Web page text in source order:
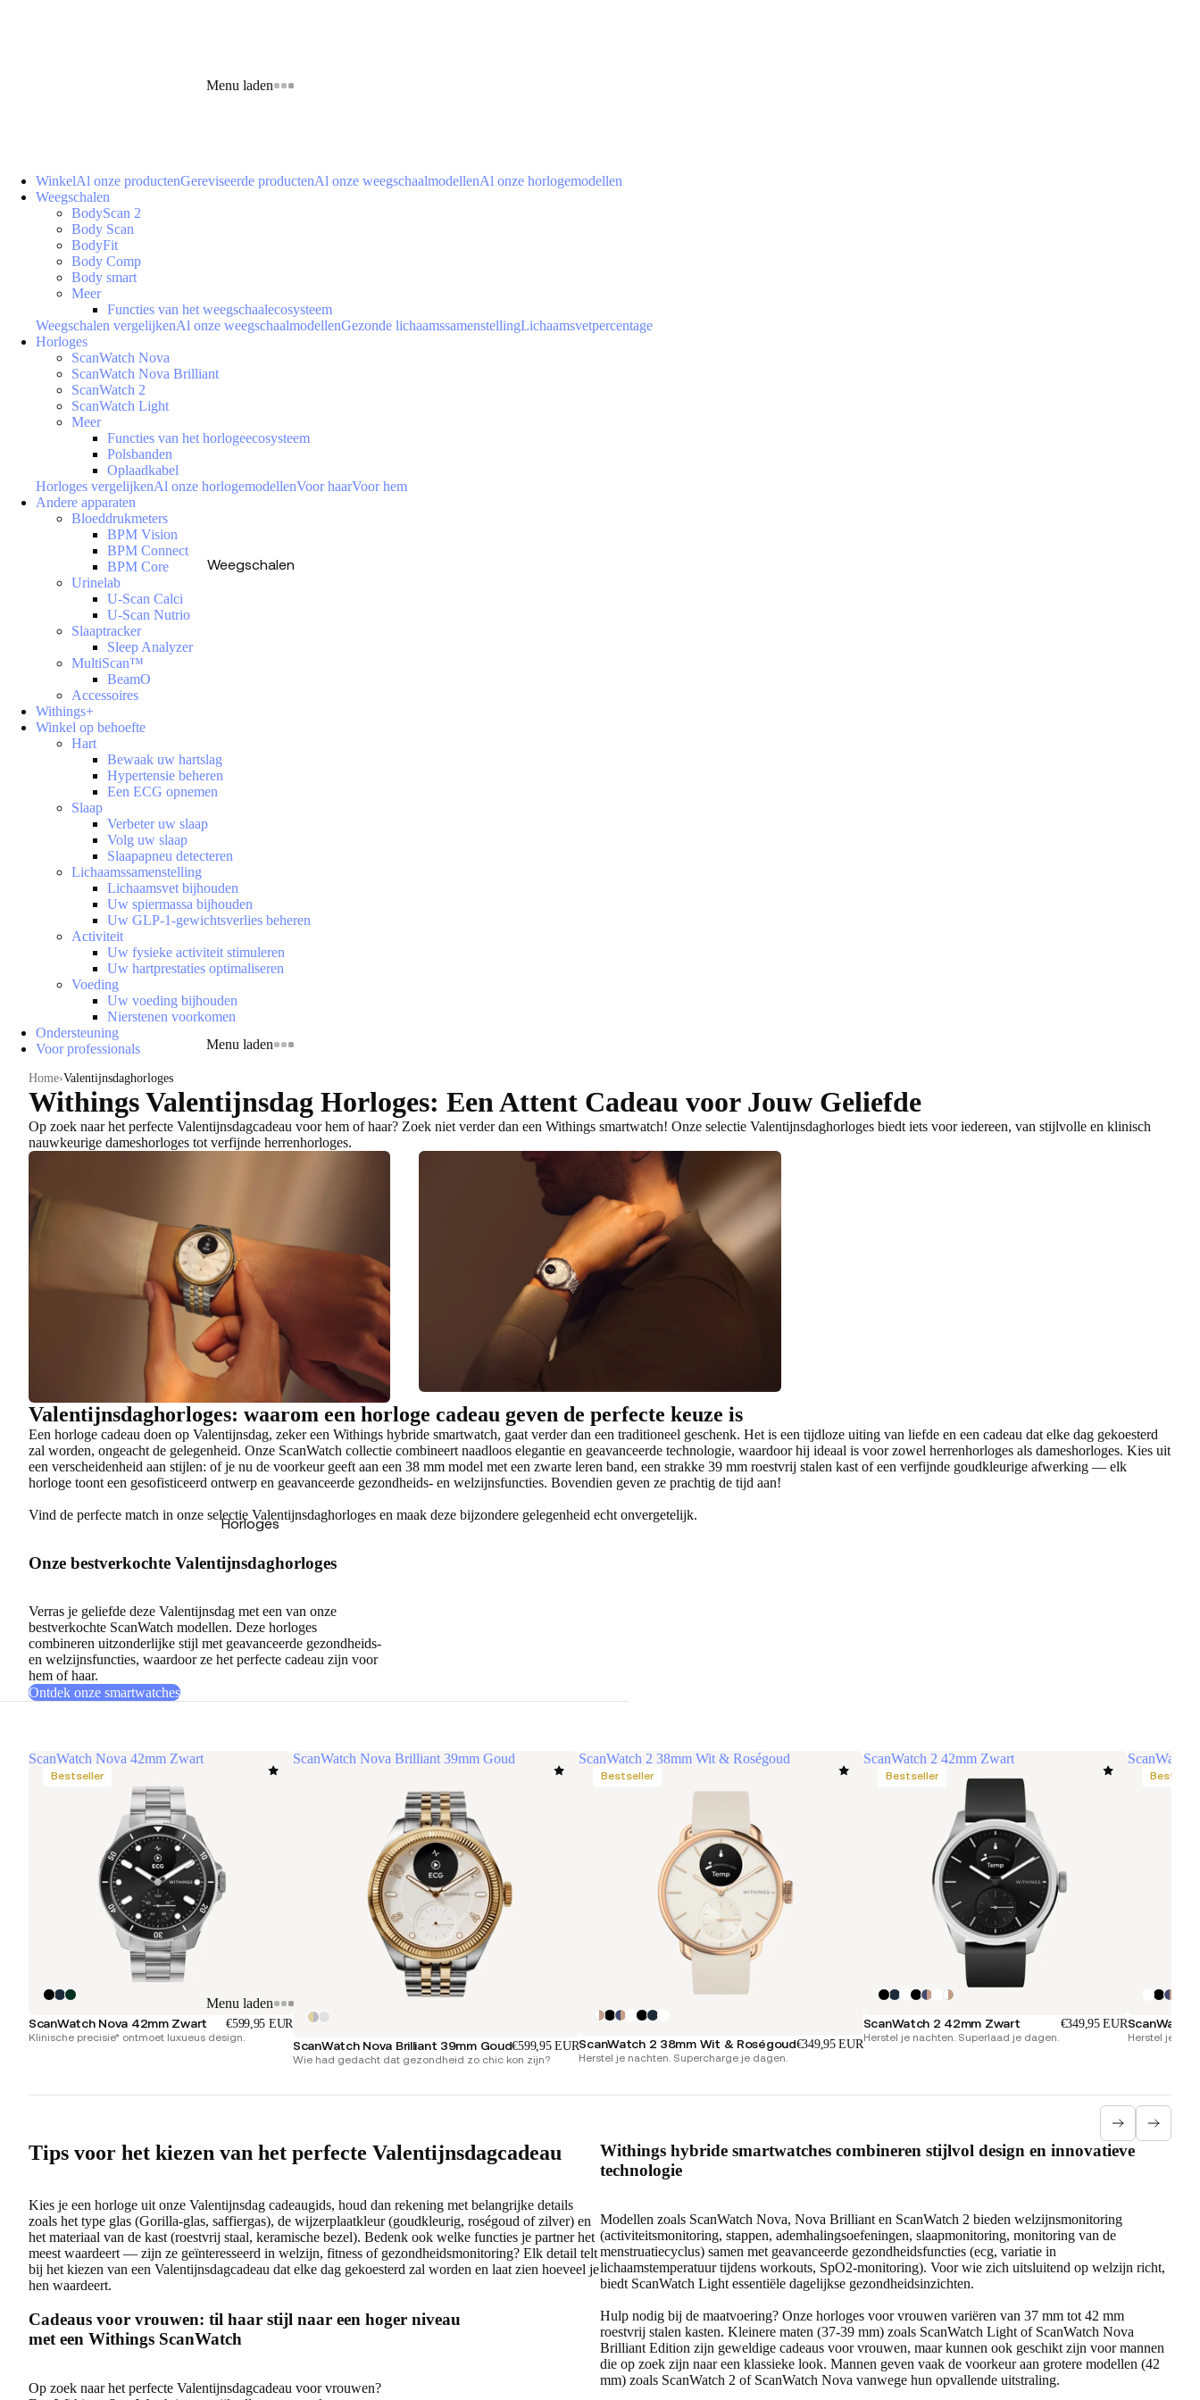
Menu laden
Weegschalen
Menu laden
Horloges
Menu laden
WinkelAl onze productenGereviseerde productenAl onze weegschaalmodellenAl onze horlogemodellen
Weegschalen
BodyScan 2
Body Scan
BodyFit
Body Comp
Body smart
Meer
Functies van het weegschaalecosysteem
Weegschalen vergelijkenAl onze weegschaalmodellenGezonde lichaamssamenstellingLichaamsvetpercentage
Horloges
ScanWatch Nova
ScanWatch Nova Brilliant
ScanWatch 2
ScanWatch Light
Meer
Functies van het horlogeecosysteem
Polsbanden
Oplaadkabel
Horloges vergelijkenAl onze horlogemodellenVoor haarVoor hem
Andere apparaten
Bloeddrukmeters
BPM Vision
BPM Connect
BPM Core
Urinelab
U-Scan Calci
U-Scan Nutrio
Slaaptracker
Sleep Analyzer
MultiScan™
BeamO
Accessoires
Withings+
Winkel op behoefte
Hart
Bewaak uw hartslag
Hypertensie beheren
Een ECG opnemen
Slaap
Verbeter uw slaap
Volg uw slaap
Slaapapneu detecteren
Lichaamssamenstelling
Lichaamsvet bijhouden
Uw spiermassa bijhouden
Uw GLP-1-gewichtsverlies beheren
Activiteit
Uw fysieke activiteit stimuleren
Uw hartprestaties optimaliseren
Voeding
Uw voeding bijhouden
Nierstenen voorkomen
Ondersteuning
Voor professionals
Home Valentijnsdaghorloges
Withings Valentijnsdag Horloges: Een Attent Cadeau voor Jouw Geliefde
Op zoek naar het perfecte Valentijnsdagcadeau voor hem of haar? Zoek niet verder dan een Withings smartwatch! Onze selectie Valentijnsdaghorloges biedt iets voor iedereen, van stijlvolle en klinisch
nauwkeurige dameshorloges tot verfijnde herrenhorloges.
Valentijnsdaghorloges: waarom een horloge cadeau geven de perfecte keuze is
Een horloge cadeau doen op Valentijnsdag, zeker een Withings hybride smartwatch, gaat verder dan een traditioneel geschenk. Het is een tijdloze uiting van liefde en een cadeau dat elke dag gekoesterd
zal worden, ongeacht de gelegenheid. Onze ScanWatch collectie combineert naadloos elegantie en geavanceerde technologie, waardoor hij ideaal is voor zowel herrenhorloges als dameshorloges. Kies uit
een verscheidenheid aan stijlen: of je nu de voorkeur geeft aan een 38 mm model met een zwarte leren band, een strakke 39 mm roestvrij stalen kast of een verfijnde goudkleurige afwerking — elk
horloge toont een gesofisticeerd ontwerp en geavanceerde gezondheids- en welzijnsfuncties. Bovendien geven ze prachtig de tijd aan!
Vind de perfecte match in onze selectie Valentijnsdaghorloges en maak deze bijzondere gelegenheid echt onvergetelijk.
Onze bestverkochte Valentijnsdaghorloges
Verras je geliefde deze Valentijnsdag met een van onze
bestverkochte ScanWatch modellen. Deze horloges
combineren uitzonderlijke stijl met geavanceerde gezondheids-
en welzijnsfuncties, waardoor ze het perfecte cadeau zijn voor
hem of haar.
Ontdek onze smartwatches
ScanWatch Nova 42mm Zwart
Bestseller
ScanWatch Nova 42mm Zwart €599,95 EUR
Klinische precisie* ontmoet luxueus design.
ScanWatch Nova Brilliant 39mm Goud
ScanWatch Nova Brilliant 39mm Goud€599,95 EUR
Wie had gedacht dat gezondheid zo chic kon zijn?
ScanWatch 2 38mm Wit & Roségoud
Bestseller
ScanWatch 2 38mm Wit & Roségoud€349,95 EUR
Herstel je nachten. Supercharge je dagen.
ScanWatch 2 42mm Zwart
Bestseller
ScanWatch 2 42mm Zwart €349,95 EUR
Herstel je nachten. Superlaad je dagen.
ScanWatch
ScanWatch
Herstel je
Tips voor het kiezen van het perfecte Valentijnsdagcadeau
Kies je een horloge uit onze Valentijnsdag cadeaugids, houd dan rekening met belangrijke details
zoals het type glas (Gorilla-glas, saffiergas), de wijzerplaatkleur (goudkleurig, roségoud of zilver) en
het materiaal van de kast (roestvrij staal, keramische bezel). Bedenk ook welke functies je partner het
meest waardeert — zijn ze geïnteresseerd in welzijn, fitness of gezondheidsmonitoring? Elk detail telt
bij het kiezen van een Valentijnsdagcadeau dat elke dag gekoesterd zal worden en laat zien hoeveel je
hen waardeert.
Cadeaus voor vrouwen: til haar stijl naar een hoger niveau
met een Withings ScanWatch
Op zoek naar het perfecte Valentijnsdagcadeau voor vrouwen?
Withings hybride smartwatches combineren stijlvol design en innovatieve
technologie
Modellen zoals ScanWatch Nova, Nova Brilliant en ScanWatch 2 bieden welzijnsmonitoring
(activiteitsmonitoring, stappen, ademhalingsoefeningen, slaapmonitoring, monitoring van de
menstruatiecyclus) samen met geavanceerde gezondheidsfuncties (ecg, variatie in
lichaamstemperatuur tijdens workouts, SpO2-monitoring). Voor wie zich uitsluitend op welzijn richt,
biedt ScanWatch Light essentiële dagelijkse gezondheidsinzichten.
Hulp nodig bij de maatvoering? Onze horloges voor vrouwen variëren van 37 mm tot 42 mm
roestvrij stalen kasten. Kleinere maten (37-39 mm) zoals ScanWatch Light of ScanWatch Nova
Brilliant Edition zijn geweldige cadeaus voor vrouwen, maar kunnen ook geschikt zijn voor mannen
die op zoek zijn naar een klassieke look. Mannen geven vaak de voorkeur aan grotere modellen (42
mm) zoals ScanWatch 2 of ScanWatch Nova vanwege hun opvallende uitstraling.